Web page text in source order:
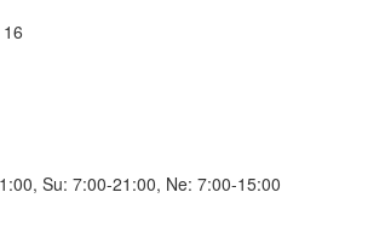
Su: 7:00-21:00, Ne: 7:00-15:00